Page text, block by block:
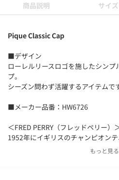
商品説明 サイズ
Pique Classic Cap
■デザイン
ローレルリースロゴを施したシン
プ。
シーズン問わず活躍するアイテムで
■メーカー品番：HW6726
＜FRED PERRY（フレッドペリー）
1952年にイギリスのチャンピオン
ド ペリーによって設立されたイギ
もっと見る